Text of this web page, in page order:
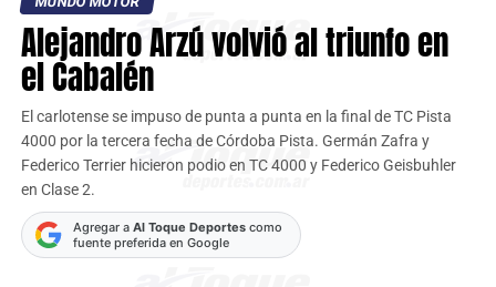
Alejandro Arzú volvió al triunfo en
el Cabalén
El carlotense se impuso de punta a punta en la final de TC Pista
4000 por la tercera fecha de Córdoba Pista. Germán Zafra y
Federico Terrier hicieron podio en TC 4000 y Federico Geisbuhler
en Clase 2.
Agregar a Al Toque Deportescomo
fuente preferida en Google